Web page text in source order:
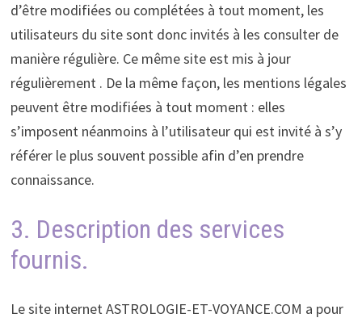
d’être modifiées ou complétées à tout moment, les
utilisateurs du site sont donc invités à les consulter de
manière régulière. Ce même site est mis à jour
régulièrement . De la même façon, les mentions légales
peuvent être modifiées à tout moment : elles
s’imposent néanmoins à l’utilisateur qui est invité à s’y
référer le plus souvent possible afin d’en prendre
connaissance.
3. Description des services
fournis.
Le site internetASTROLOGIE-ET-VOYANCE.COM a pour